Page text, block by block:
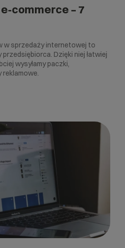
commerce – 7
w sprzedaży internetowej to
Dzięki niej łatwiej
wysyłamy paczki,
reklamowe.